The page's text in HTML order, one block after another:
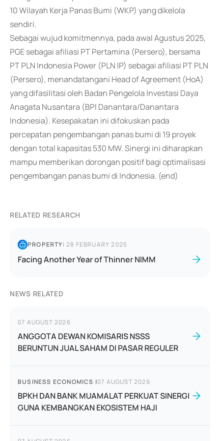
10 Wilayah Kerja Panas Bumi (WKP) yang dikelola
sendiri.
Sebagai wujud komitmennya, pada awal Agustus 2025,
PGE sebagai afiliasi PT Pertamina (Persero), bersama
PT PLN Indonesia Power (PLN IP) sebagai afiliasi PT PLN
(Persero), menandatangani Head of Agreement (HoA)
yang difasilitasi oleh Badan Pengelola Investasi Daya
Anagata Nusantara (BPI Danantara/Danantara
Indonesia). Kesepakatan ini difokuskan pada
percepatan pengembangan panas bumi di 19 proyek
dengan total kapasitas 530 MW. Sinergi ini diharapkan
mampu memberikan dorongan positif bagi optimalisasi
pengembangan panas bumi di Indonesia. (end)
RELATED RESEARCH
PROPERTY|28 FEBRUARY 2025
Facing Another Year of Thinner NIMM
NEWS RELATED
07 AUGUST 2026
ANGGOTA DEWAN KOMISARIS NSSS
BERUNTUN JUAL SAHAM DI PASAR REGULER
BUSINESS ECONOMICS |07 AUGUST 2026
BPKH DAN BANK MUAMALAT PERKUAT SINERGI
GUNA KEMBANGKAN EKOSISTEM HAJI